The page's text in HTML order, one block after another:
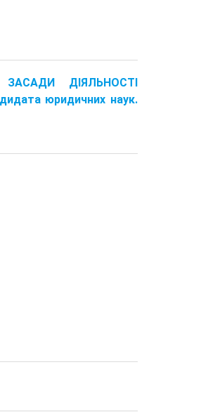
ЗАСАДИ ДІЯЛЬНОСТІ
юридичних наук.